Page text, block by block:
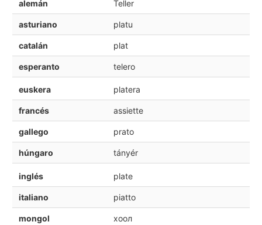
alemán Teller
asturiano platu
catalán plat
esperanto telero
euskera platera
francés assiette
gallego prato
húngaro tányér
inglés plate
italiano piatto
mongol хоол